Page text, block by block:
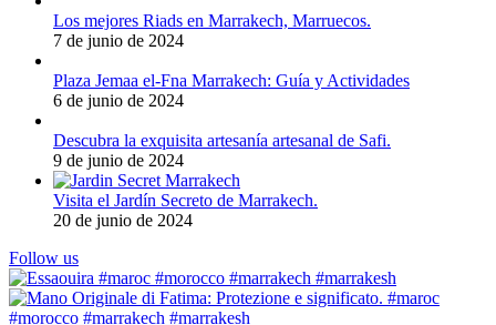
Los mejores Riads en Marrakech, Marruecos.
7 de junio de 2024
Plaza Jemaa el-Fna Marrakech: Guía y Actividades
6 de junio de 2024
Descubra la exquisita artesanía artesanal de Safi.
9 de junio de 2024
Visita el Jardín Secreto de Marrakech.
20 de junio de 2024
Follow us